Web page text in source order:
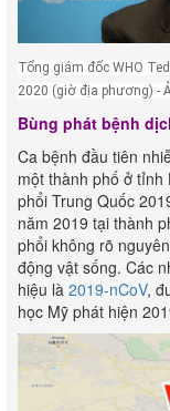
Tổng giám đốc WHO
2020 (giờ địa phương) -
Bùng phát bệnh
Ca bệnh đầu tiên
một thành phố ở tỉnh
phổi Trung Quốc
năm 2019 tại thành
phổi không rõ
động vật sống. Các
hiệu là 2019-nCoV,
học Mỹ phát hiện